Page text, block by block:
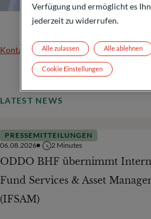
Kontakt
LATEST NEWS
PRESSEMITTEILUNGEN
06.08.2026
2 Minutes
ODDO BHF übernimmt
Fund Services & Asset
(IFSAM)
Verfügung und ermöglicht es
jederzeit zu widerrufen.
Alle ablehnen
Alle zulassen
Cookie Einstellungen